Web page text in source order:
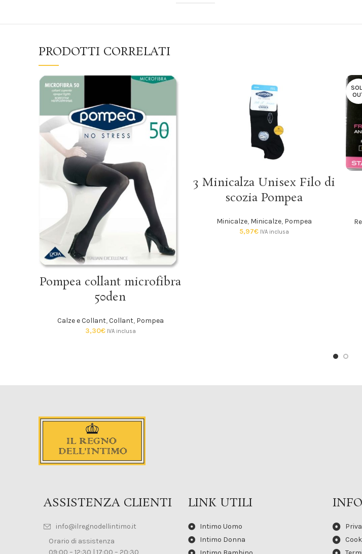
PRODOTTI CORRELATI
SCEGLI
Pompea collant microfibra
50den
Calze e Collant,Collant, Pompea
3,30€ IVA inclusa
3 Minicalza Unisex Filo di
scozia Pompea
Minicalze, Minicalze, Pompea
5,97€ IVA inclusa
ASSISTENZA CLIENTI
info@ilregnodellintimo.it
Orario di assistenza
09:00 – 12:30 | 17:00 – 20:30
LINK UTILI
Intimo Uomo
Intimo Donna